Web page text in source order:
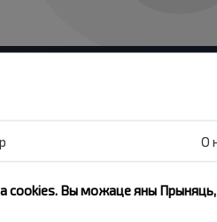
О
cookies. Вы можаце яны